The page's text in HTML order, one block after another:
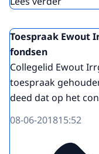
Toespraak Ewout
fondsen
Collegelid Ewout
toespraak
deed dat op het
08-06-201815:52